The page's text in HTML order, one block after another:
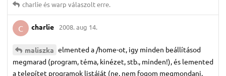
charlieéswarp válaszolt erre.
C charlie 2008. aug 14.
maliszka elmented a /home-ot, igy minden beállításod
megmarad (program, téma, kinézet, stb., minden!), és lemented
a telepítet programok listáját (ne, nem fogom megmondani,